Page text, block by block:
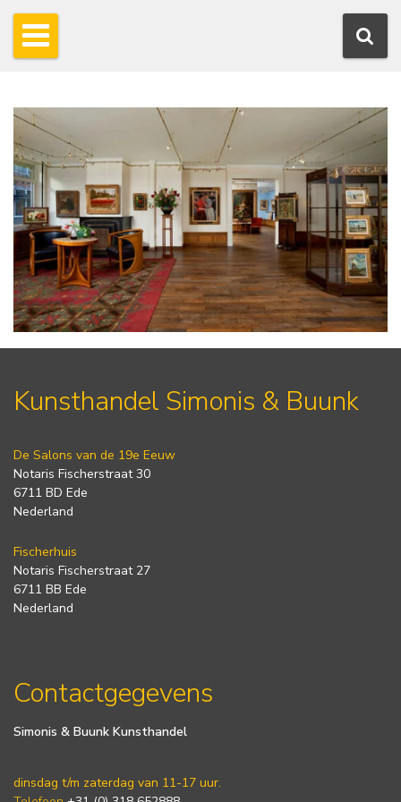
Kunsthandel Simonis & Buunk
De Salons van de 19e Eeuw
Notaris Fischerstraat 30
6711 BD Ede
Nederland
Fischerhuis
Notaris Fischerstraat 27
6711 BB Ede
Nederland
Contactgegevens
Simonis & Buunk Kunsthandel
dinsdag t/m zaterdag van 11-17 uur.